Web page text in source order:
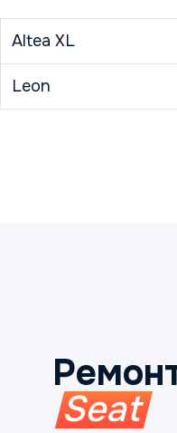
Altea XL
Leon
Seat